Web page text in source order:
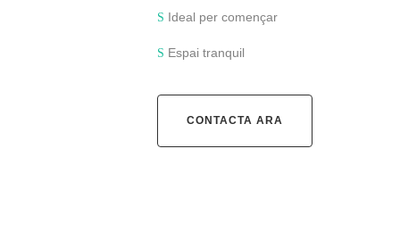
Ideal per començar
Espai tranquil
CONTACTA ARA